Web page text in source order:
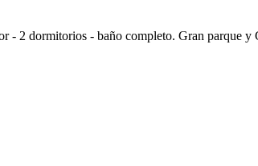
2 dormitorios - baño completo. Gran parque y